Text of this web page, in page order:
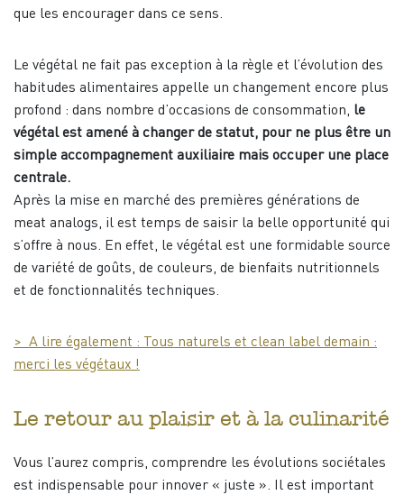
que les encourager dans ce sens.
Le végétal ne fait pas exception à la règle et l’évolution des
habitudes alimentaires appelle un changement encore plus
profond : dans nombre d’occasions de consommation, le
végétal est amené à changer de statut, pour ne plus être un
simple accompagnement auxiliaire mais occuper une place
centrale.
Après la mise en marché des premières générations de
meat analogs, il est temps de saisir la belle opportunité qui
s’offre à nous. En effet, le végétal est une formidable source
de variété de goûts, de couleurs, de bienfaits nutritionnels
et de fonctionnalités techniques.
> A lire également : Tous naturels et clean label demain :
merci les végétaux !
Le retour au plaisir et à la culinarité
Vous l’aurez compris, comprendre les évolutions sociétales
est indispensable pour innover « juste ». Il est important